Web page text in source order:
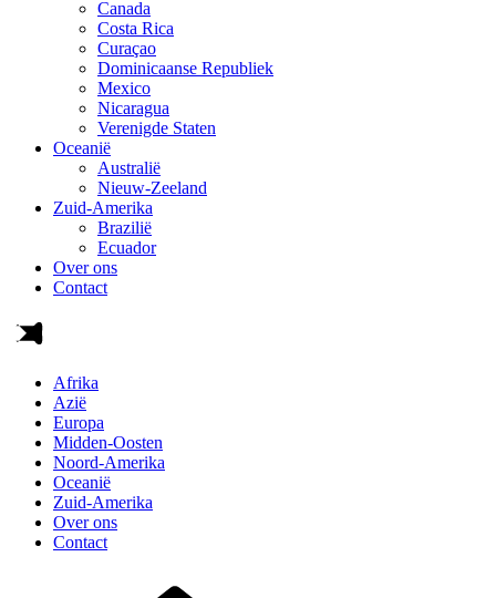
Canada
Costa Rica
Curaçao
Dominicaanse Republiek
Mexico
Nicaragua
Verenigde Staten
Oceanië
Australië
Nieuw-Zeeland
Zuid-Amerika
Brazilië
Ecuador
Over ons
Contact
Afrika
Azië
Europa
Midden-Oosten
Noord-Amerika
Oceanië
Zuid-Amerika
Over ons
Contact